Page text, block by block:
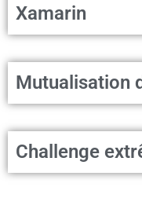
Xamarin
Mutualisation
Challenge